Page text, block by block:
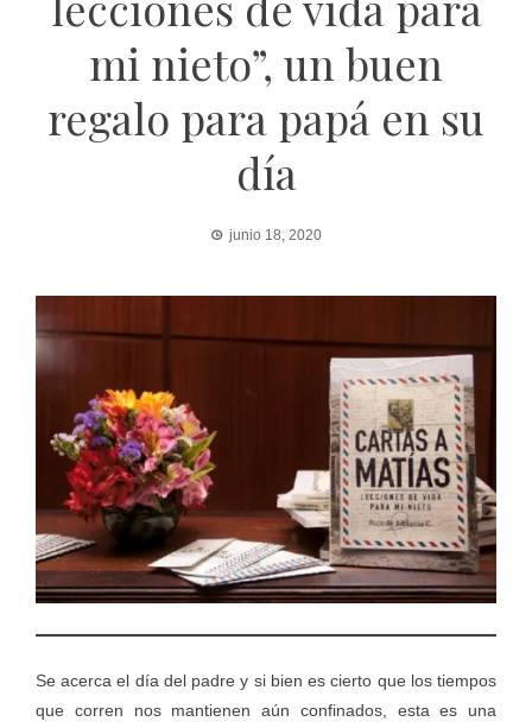
mi nieto”, un buen
regalo para papá en su
día
junio 18, 2020
Se acerca el día del padre y si bien es cierto que los tiempos
que corren nos mantienen aún confinados, esta es una